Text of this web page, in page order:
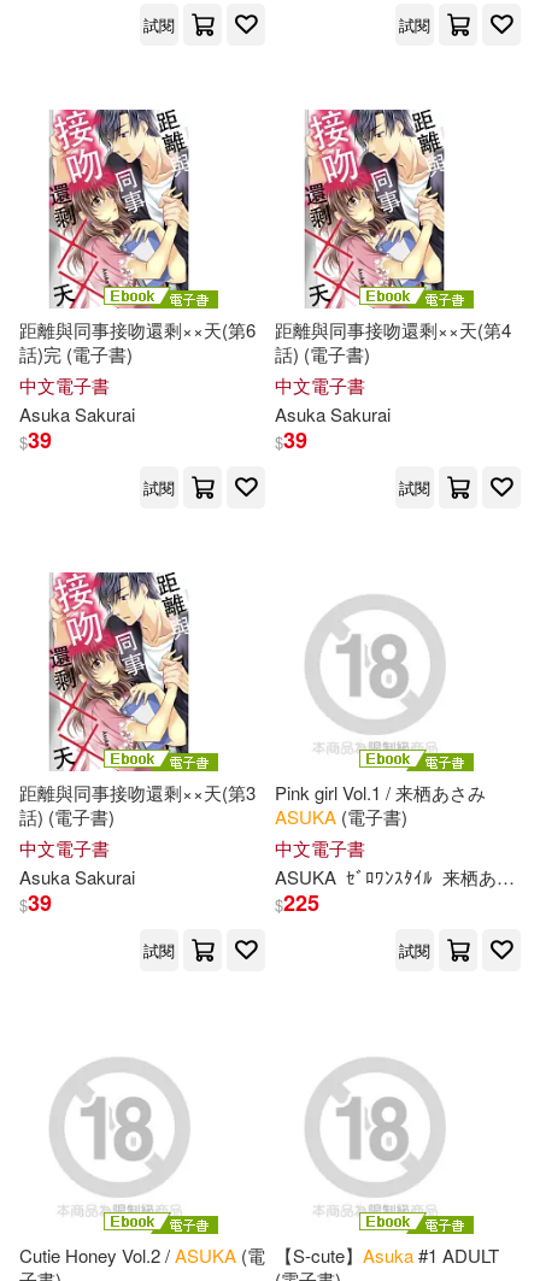
Asuka/ Nieh(1)
Camellia (TRN)(1) Chen(1)
Chizu (ILT)(1)
Christine (TRN)/ Speelman(1)
Conner(1)
Cossette/ Katsura(1) Dan(1)
Edition Synapse (COR)/ Minami(1)
Fujino(1) Fukuyama(1)
Furukawa(1) Haruka(1)
Hasegawa(1)
Honoka(1) House/Aniplex(1)
Jusen(1)
K-ske (ILT)(1) K-ske/ Izumi(1)
Kasane/ Yoshizu(1)
價格
範圍
試閱 試閱
距離與同事接吻還剩××天(第6
話)完 (電子書)
中文電子書
AsukaSakurai
$39
試閱
距離與同事接吻還剩××天(第4
話) (電子書)
中文電子書
AsukaSakurai
$39
試閱
距離與同事接吻還剩××天(第3
話) (電子書)
中文電子書
AsukaSakurai
$39
試閱
Pink girl Vol.1 / 来栖あさみ
ASUKA (電子書)
中文電子書
ASUKA ｾﾞﾛﾜﾝｽﾀｲﾙ 来栖あさみ
$225
試閱
Cutie Honey Vol.2 /ASUKA (電
【S-cute】 Asuka#1 ADULT